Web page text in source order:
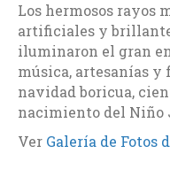
Los hermosos rayos
artificiales y
iluminaron el gran
música, artesanías
navidad boricua,
nacimiento del Niño
Ver Galería de Fotos